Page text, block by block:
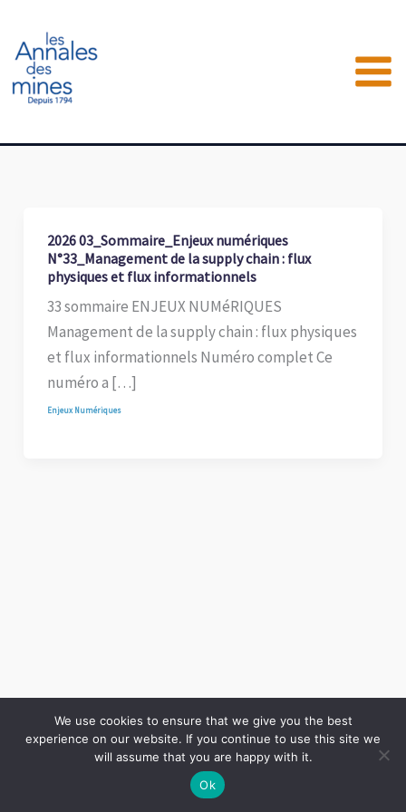
contenu
2026 03_Sommaire_Enjeux numériques
N°33_Management de la supply chain : flux
physiques et flux informationnels
33 sommaire ENJEUX NUMéRIQUES
Management de la supply chain : flux physiques
et flux informationnels Numéro complet Ce
numéro a […]
Enjeux Numériques
Copyright © 2026 LES ANNALES DES MINES | Powered by Thème WordPress Astra
We use cookies to ensure that we give you the best
experience on our website. If you continue to use this site we
will assume that you are happy with it.
Ok